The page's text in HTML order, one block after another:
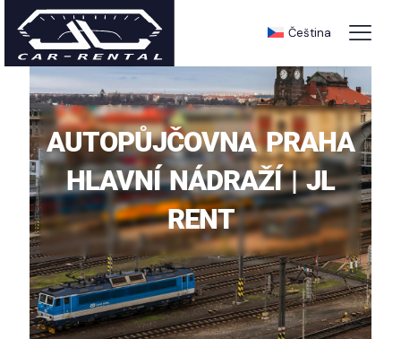
Čeština
AUTOPŮJČOVNA PRAHA
HLAVNÍ NÁDRAŽÍ | JL
RENT